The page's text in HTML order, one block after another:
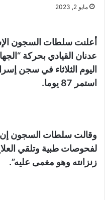
مايو 2, 2023
أعلنت سلطات السجون
عدنان القيادي بحركة
اليوم الثلاثاء في سجن
استمر 87 يوما.
وقالت سلطات السجون
لفحوصات طبية وتلقي
زنزانته وهو مغمى عليه”.